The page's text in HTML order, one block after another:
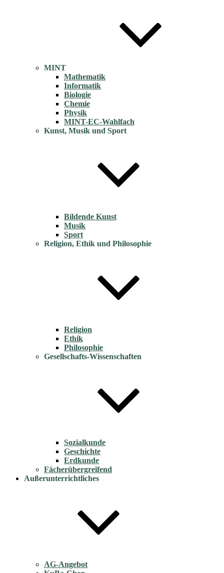
MINT
Mathematik
Informatik
Biologie
Chemie
Physik
MINT-EC-Wahlfach
Kunst, Musik und Sport
Bildende Kunst
Musik
Sport
Religion, Ethik und Philosophie
Religion
Ethik
Philosophie
Gesellschafts-Wissenschaften
Sozialkunde
Geschichte
Erdkunde
Fächerübergreifend
Außerunterrichtliches
AG-Angebot